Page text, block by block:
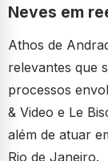
Neves em
Athos de
relevantes que
processos
& Video e Le
além de atuar
Rio de Janeiro.